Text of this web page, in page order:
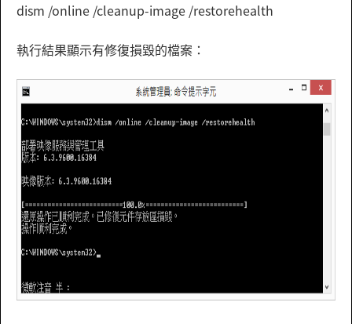
dism /online /cleanup-image /restorehealth
執行結果顯示有修復損毀的檔案：